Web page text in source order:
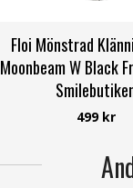
Floi Mönstrad
Moonbeam W Black
Freequent
499 kr